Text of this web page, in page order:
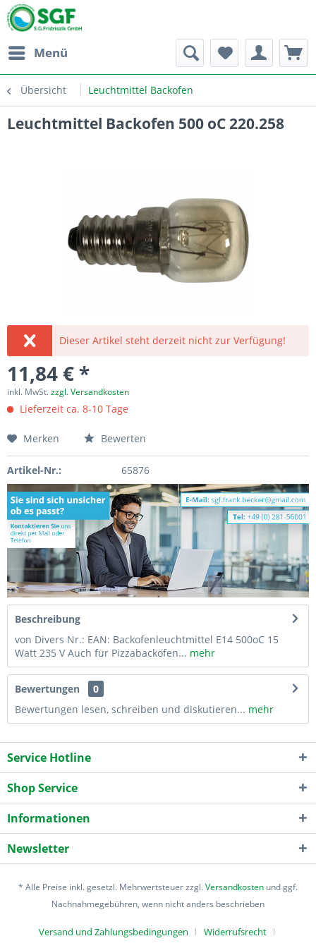
Menü
Übersicht Leuchtmittel Backofen
Leuchtmittel Backofen 500 oC 220.258
Dieser Artikel steht derzeit nicht zur Verfügung!
11,84 € *
inkl. MwSt.zzgl. Versandkosten
Lieferzeit ca. 8-10 Tage
Merken Bewerten
Artikel-Nr.: 65876
Beschreibung
von Divers Nr.: EAN: Backofenleuchtmittel E14 500oC 15
Watt 235 V Auch für Pizzabacköfen... mehr
Bewertungen
0
Bewertungen lesen, schreiben und diskutieren... mehr
Service Hotline
Shop Service
Informationen
Newsletter
* Alle Preise inkl. gesetzl. Mehrwertsteuer zzgl.Versandkosten und ggf.
Nachnahmegebühren, wenn nicht anders beschrieben
Versand und Zahlungsbedingungen Widerrufsrecht